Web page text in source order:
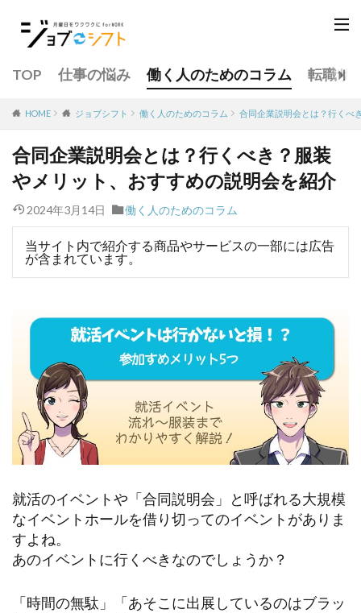
TOP 仕事の悩み 働く人のためのコラム 転職サ
HOME ジョブシフト 働く人のためのコラム 合同企業説明会とは？行くべ
合同企業説明会とは？行くべき？服装
やメリット、おすすめの説明会を紹介
2024年3月14日 働く人のためのコラム
当サイト内で紹介する商品やサービスの一部には広告
が含まれています。
就活のイベントや「合同説明会」と呼ばれる大規模
なイベントホールを借り切ってのイベントがありま
すよね。
あのイベントに行くべきなのでしょうか？
「時間の無駄」「あそこに出展しているのはブラッ